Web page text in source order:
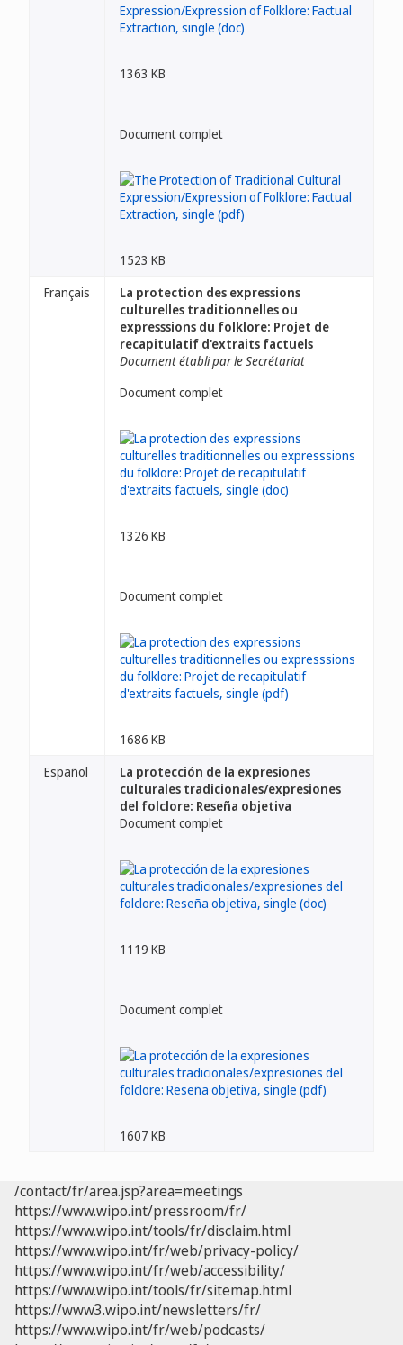
1363 KB
Document complet
1523 KB
Français
La protection des expressions
culturelles traditionnelles ou
expresssions du folklore: Projet de
recapitulatif d'extraits factuels
Document établi par le Secrétariat
Document complet
1326 KB
Document complet
1686 KB
Español
La protección de la expresiones
culturales tradicionales/expresiones
del folclore: Reseña objetiva
Document complet
1119 KB
Document complet
1607 KB
/contact/fr/area.jsp?area=meetings
https://www.wipo.int/pressroom/fr/
https://www.wipo.int/tools/fr/disclaim.html
https://www.wipo.int/fr/web/privacy-policy/
https://www.wipo.int/fr/web/accessibility/
https://www.wipo.int/tools/fr/sitemap.html
https://www3.wipo.int/newsletters/fr/
https://www.wipo.int/fr/web/podcasts/